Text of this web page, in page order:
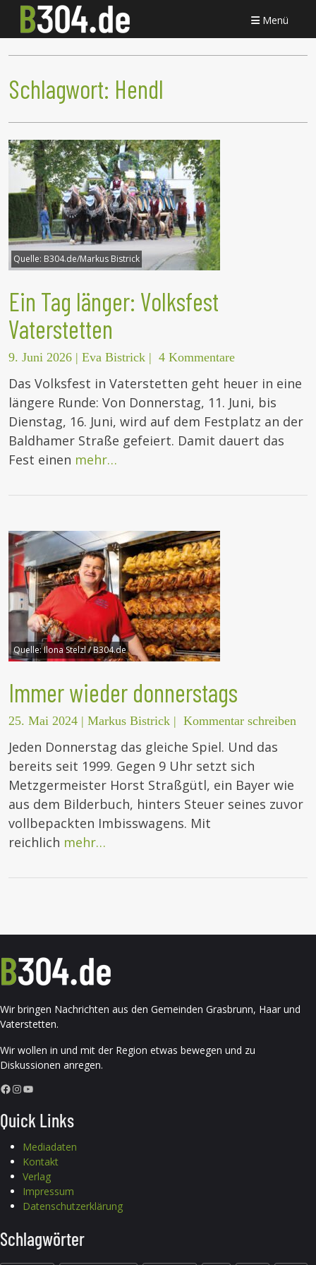
Menü
Schlagwort: Hendl
Quelle: B304.de/Markus Bistrick
Ein Tag länger: Volksfest
Vaterstetten
9. Juni 2026 | Eva Bistrick | 4 Kommentare
Das Volksfest in Vaterstetten geht heuer in eine
längere Runde: Von Donnerstag, 11. Juni, bis
Dienstag, 16. Juni, wird auf dem Festplatz an der
Baldhamer Straße gefeiert. Damit dauert das
Fest einen mehr…
Quelle:Ilona Stelzl / B304.de
Immer wieder donnerstags
25. Mai 2024 | Markus Bistrick | Kommentar schreiben
Jeden Donnerstag das gleiche Spiel. Und das
bereits seit 1999. Gegen 9 Uhr setzt sich
Metzgermeister Horst Straßgütl, ein Bayer wie
aus dem Bilderbuch, hinters Steuer seines zuvor
vollbepackten Imbisswagens. Mit
reichlich mehr…
Wir bringen Nachrichten aus den Gemeinden Grasbrunn, Haar und
Vaterstetten.
Wir wollen in und mit der Region etwas bewegen und zu
Diskussionen anregen.
Facebook InstagramYouTube
Quick Links
Mediadaten
Kontakt
Verlag
Impressum
Datenschutzerklärung
Schlagwörter